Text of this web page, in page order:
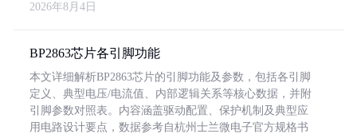
2026年8月4日
BP2863芯片各引脚功能
本文详细解析BP2863芯片的引脚功能及参数，包括各引脚
定义、典型电压/电流值、内部逻辑关系等核心数据，并附
引脚参数对照表。内容涵盖驱动配置、保护机制及典型应
用电路设计要点，数据参考自杭州士兰微电子官方规格书